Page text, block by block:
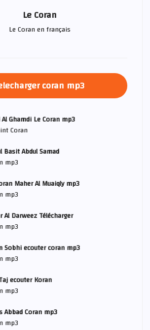
Le Coran
Le Coran en français
coran mp3
Al Ghamdi Le Coran mp3
Coran
Basit Abdul Samad
mp3
Maher Al Muaiqly mp3
mp3
Al Darweez Télécharger
mp3
Sobhi ecouter coran mp3
mp3
ecouter Koran
mp3
Abbad Coran mp3
mp3